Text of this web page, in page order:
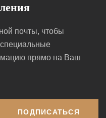
почты, чтобы
прямо на Ваш
ПОДПИСАТЬСЯ